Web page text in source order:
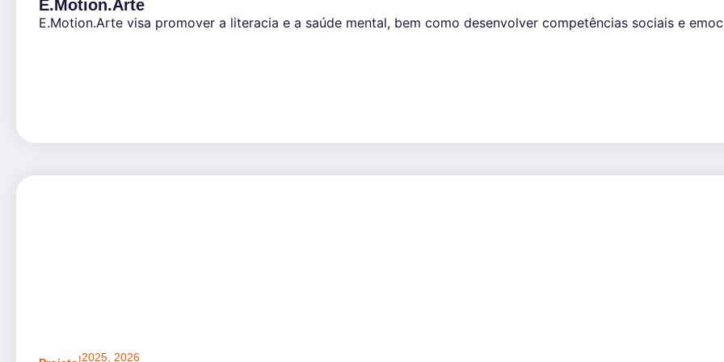
E.Motion.Arte
E.Motion.Arte visa promover a literacia e a saúde mental, bem como desenvolver competências sociais e
|2025 2026